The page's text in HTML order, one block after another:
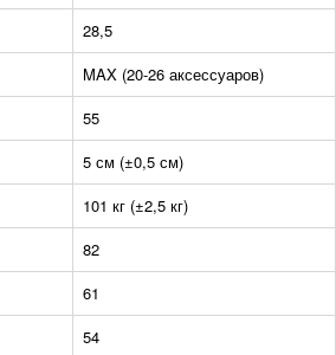
28,5
MAX (20-26 аксессуаров)
55
5 см (±0,5 см)
101 кг (±2,5 кг)
82
61
54